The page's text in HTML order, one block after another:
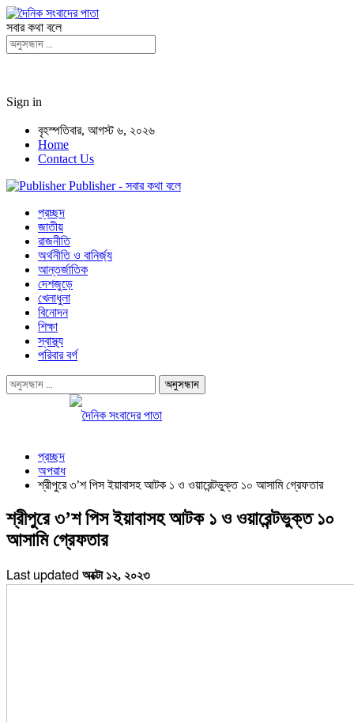
সবার কথা বলে
Sign in
বৃহস্পতিবার, আগস্ট ৬, ২০২৬
Home
Contact Us
Publisher - সবার কথা বলে
প্রচ্ছদ
জাতীয়
রাজনীতি
অর্থনীতি ও বানির্জ্য
আন্তর্জাতিক
দেশজুড়ে
খেলাধুলা
বিনোদন
শিক্ষা
স্বাস্থ্য
পরিবার বর্গ
প্রচ্ছদ
অপরাধ
শ্রীপুরে ৩’শ পিস ইয়াবাসহ আটক ১ ও ওয়ারেন্টভুক্ত ১০ আসামি গ্রেফতার
শ্রীপুরে ৩’শ পিস ইয়াবাসহ আটক ১ ও ওয়ারেন্টভুক্ত ১০
আসামি গ্রেফতার
Last updated অক্টো ১২, ২০২৩